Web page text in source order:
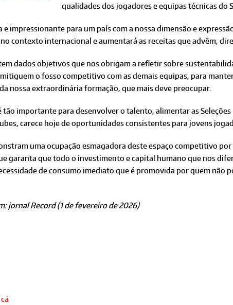
qualidades dos jogadores e equipas técnicas do
e impressionante para um país com a nossa dimensão e
contexto internacional e aumentará as receitas que advêm,
dados objetivos que nos obrigam a refletir sobre
o fosso competitivo com as demais equipas, para
nossa extraordinária formação, que mais deve preocupar.
tão importante para desenvolver o talento, alimentar as
carece hoje de oportunidades consistentes para jovens
uma ocupação esmagadora deste espaço competitivo
garanta que todo o investimento e capital humano que nos
de consumo imediato que é promovida por quem
jornal Record (1 de fevereiro de 2026)